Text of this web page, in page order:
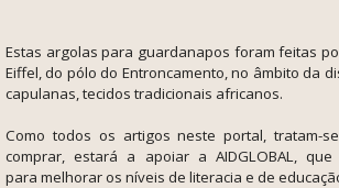
Estas argolas para guardanapos foram feitas
Eiffel, do pólo do Entroncamento, no âmbito da
capulanas, tecidos tradicionais africanos.
Como todos os artigos neste portal, tratam-
comprar, estará a apoiar a AIDGLOBAL,
para melhorar os níveis de literacia e de